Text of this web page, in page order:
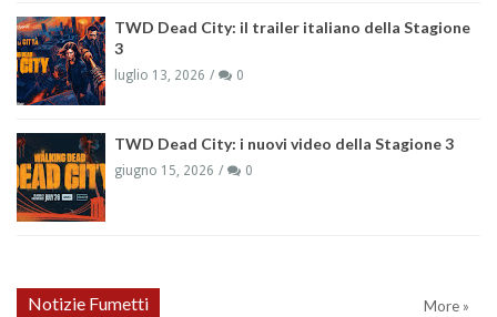
TWD Dead City: il trailer italiano della Stagione
3
luglio 13, 2026 0
TWD Dead City: i nuovi video della Stagione 3
giugno 15, 2026 0
Notizie Fumetti More »